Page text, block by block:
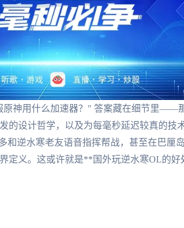
原神用什么加速器？" 答案藏在细节里——
的设计哲学，以及为每毫秒延迟较真的技
和逆水寒老友语音指挥帮战，甚至在巴厘
定义。这或许就是**国外玩逆水寒OL的